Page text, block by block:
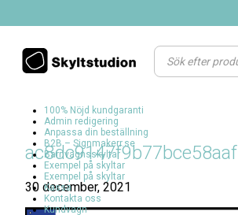
Products
search
100% Nöjd kundgaranti
Admin redigering
Anpassa din beställning
B2B – Signmakerr.se
Barnvagnsskyltar
Exempel på skyltar
Exempel på skyltar
Kassa
Kontakta oss
Kundvagn
30 december, 2021